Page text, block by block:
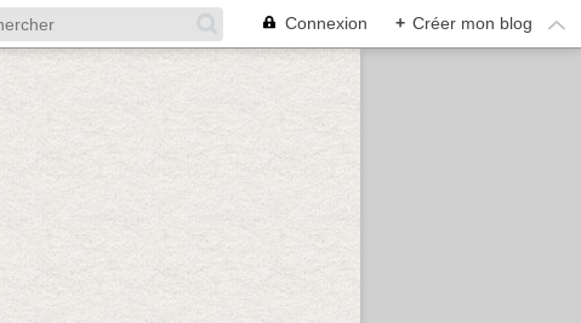
Connexion + Créer mon blog